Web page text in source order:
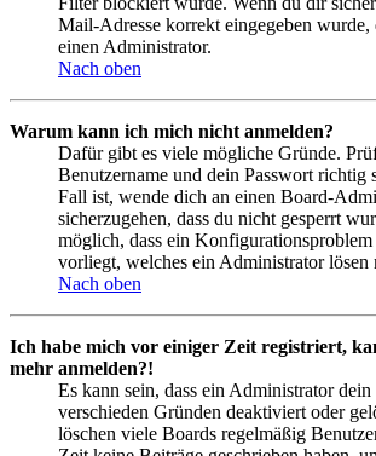
Mail-Adresse korrekt eingegeben wurde,
einen Administrator.
Nach oben
Warum kann ich mich nicht anmelden?
Dafür gibt es viele mögliche Gründe.
Benutzername und dein Passwort richtig
Fall ist, wende dich an einen Board-
sicherzugehen, dass du nicht gesperrt
möglich, dass ein
vorliegt, welches ein Administrator lösen
Nach oben
Ich habe mich vor einiger Zeit registriert,
mehr anmelden?!
Es kann sein, dass ein Administrator
verschieden Gründen deaktiviert oder
löschen viele Boards regelmäßig